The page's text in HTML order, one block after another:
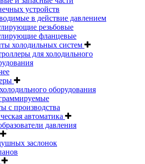
устройств
в действие давлением
резьбовые
фланцевые
холодильных систем
для холодильного
оборудования
с производства
автоматика
давления
заслонок